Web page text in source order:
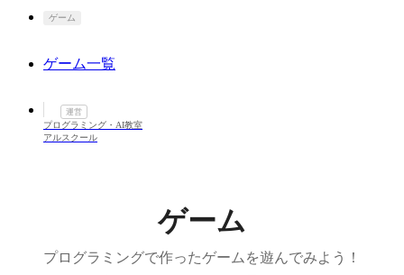
ゲーム
ゲーム一覧
運営
プログラミング・AI教室
アルスクール
ゲーム
プログラミングで作ったゲームを遊んでみよう！